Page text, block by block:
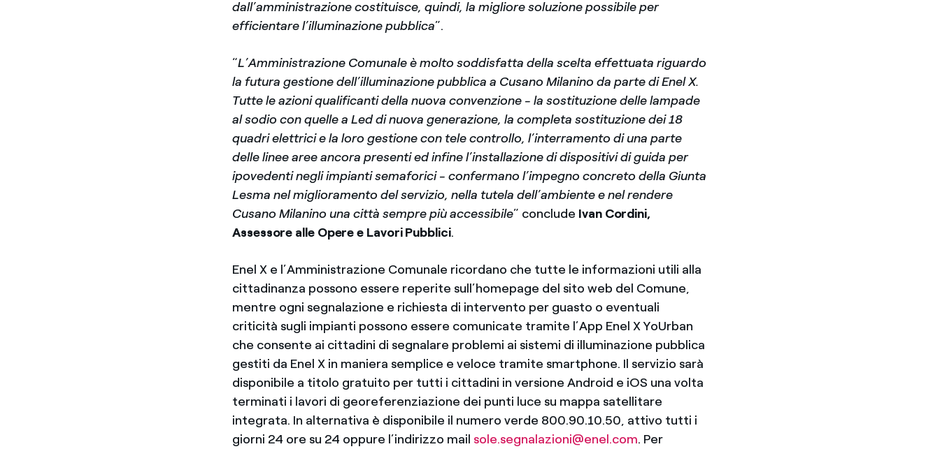
dall’amministrazione costituisce, quindi, la migliore soluzione possibile per
efficientare l’illuminazione pubblica”.
“L’Amministrazione Comunale è molto soddisfatta della scelta effettuata riguardo
la futura gestione dell’illuminazione pubblica a Cusano Milanino da parte di Enel X.
Tutte le azioni qualificanti della nuova convenzione - la sostituzione delle lampade
al sodio con quelle a Led di nuova generazione, la completa sostituzione dei 18
quadri elettrici e la loro gestione con tele controllo, l’interramento di una parte
delle linee aree ancora presenti ed infine l’installazione di dispositivi di guida per
ipovedenti negli impianti semaforici - confermano l’impegno concreto della Giunta
Lesma nel miglioramento del servizio, nella tutela dell’ambiente e nel rendere
Cusano Milanino una città sempre più accessibile” conclude Ivan Cordini,
Assessore alle Opere e Lavori Pubblici.
Enel X e l’Amministrazione Comunale ricordano che tutte le informazioni utili alla
cittadinanza possono essere reperite sull’homepage del sito web del Comune,
mentre ogni segnalazione e richiesta di intervento per guasto o eventuali
criticità sugli impianti possono essere comunicate tramite l’App Enel X YoUrban
che consente ai cittadini di segnalare problemi ai sistemi di illuminazione pubblica
gestiti da Enel X in maniera semplice e veloce tramite smartphone. Il servizio sarà
disponibile a titolo gratuito per tutti i cittadini in versione Android e iOS una volta
terminati i lavori di georeferenziazione dei punti luce su mappa satellitare
integrata. In alternativa è disponibile il numero verde 800.90.10.50, attivo tutti i
giorni 24 ore su 24 oppure l’indirizzo mailsole.segnalazioni@enel.com. Per